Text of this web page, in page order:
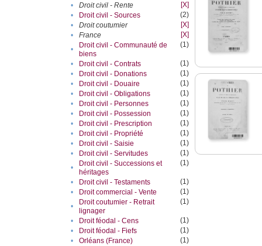
•
Droit civil - Rente
[X]
•
Droit civil - Sources
(2)
•
Droit coutumier
[X]
•
France
[X]
•
Droit civil - Communauté de
biens
(1)
• Droit civil - Contrats
(1)
•
Droit civil - Donations
(1)
•
Droit civil - Douaire
(1)
•
Droit civil - Obligations
(1)
•
Droit civil - Personnes
(1)
•
Droit civil - Possession
(1)
•
Droit civil - Prescription
(1)
•
Droit civil - Propriété
(1)
•
Droit civil - Saisie
(1)
•
Droit civil - Servitudes
(1)
•
Droit civil - Successions et
héritages
(1)
• Droit civil - Testaments
(1)
•
Droit commercial - Vente
(1)
•
Droit coutumier - Retrait
lignager
(1)
• Droit féodal - Cens
(1)
•
Droit féodal - Fiefs
(1)
•
Orléans (France)
(1)